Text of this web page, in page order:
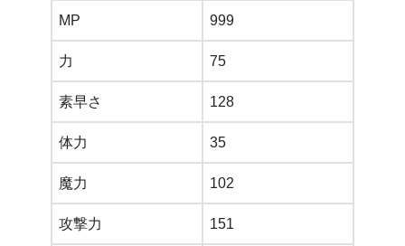
MP 999
力 75
素早さ 128
体力 35
魔力 102
攻撃力 151